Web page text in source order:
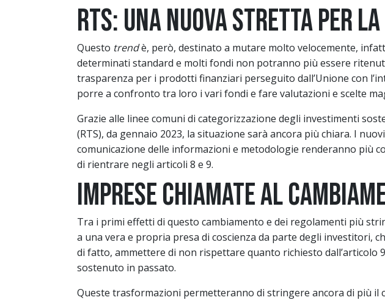
RTS: una nuova stretta per
Questo trendè, però, destinato a mutare molto velocemente,
determinati standard e molti fondi non potranno più essere
trasparenza per i prodotti finanziari perseguito dall’Unione con
porre a confronto tra loro i vari fondi e fare valutazioni e scelte
Grazie alle linee comuni di categorizzazione degli investimenti
(RTS), da gennaio 2023, la situazione sarà ancora più chiara. I
comunicazione delle informazioni e metodologie renderanno più
di rientrare negli articoli 8 e 9.
Imprese chiamate al
Tra i primi effetti di questo cambiamento e dei regolamenti più
a una vera e propria presa di coscienza da parte degli investitori,
di fatto, ammettere di non rispettare quanto richiesto dall’articolo
sostenuto in passato.
Queste trasformazioni permetteranno di stringere ancora di più il